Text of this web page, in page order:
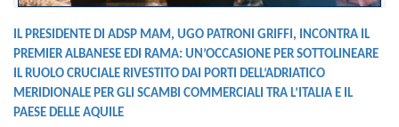
IL PRESIDENTE DI ADSP MAM, UGO PATRONI GRIFFI, INCONTRA IL
PREMIER ALBANESE EDI RAMA: UN’OCCASIONE PER SOTTOLINEARE
IL RUOLO CRUCIALE RIVESTITO DAI PORTI DELL’ADRIATICO
MERIDIONALE PER GLI SCAMBI COMMERCIALI TRA L’ITALIA E IL
PAESE DELLE AQUILE